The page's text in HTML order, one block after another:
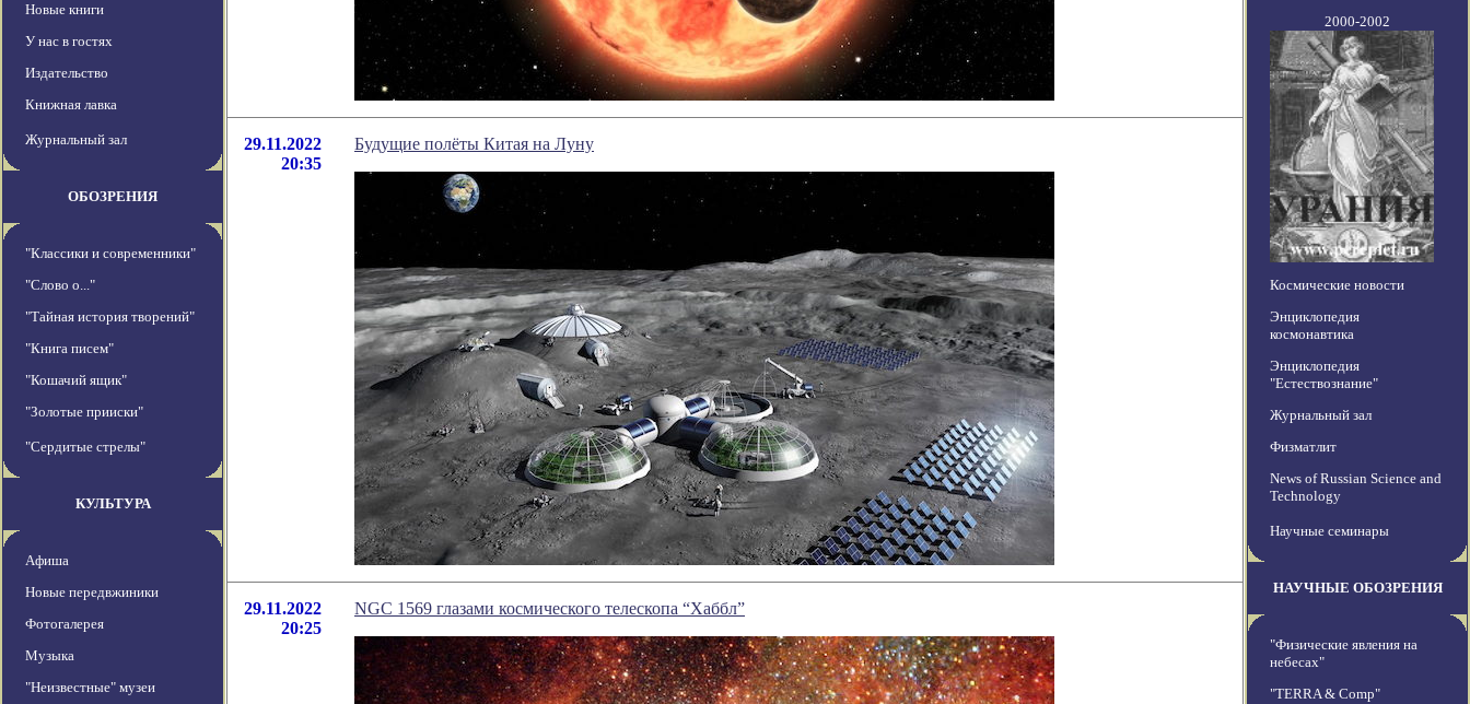
Новые книги
У нас в гостях
Издательство
Книжная лавка
Журнальный зал
ОБОЗРЕНИЯ
"Классики и современники"
"Слово о..."
"Тайная история творений"
"Книга писем"
"Кошачий ящик"
"Золотые прииски"
"Сердитые стрелы"
КУЛЬТУРА
Афиша
Новые передвжиники
Фотогалерея
Музыка
"Неизвестные" музеи
29.11.2022
20:35
Будущие полёты Китая на Луну
29.11.2022
20:25
NGC 1569 глазами космического телескопа “Хаббл”
2000-2002
Космические новости
Энциклопедия
космонавтика
Энциклопедия
"Естествознание"
Журнальный зал
Физматлит
News of Russian Science and
Technology
Научные семинары
НАУЧНЫЕ ОБОЗРЕНИЯ
"Физические явления на
небесах"
"TERRA & Comp"